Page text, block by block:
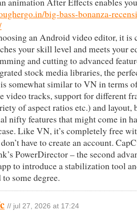
big-bass-bonanza-
an Android video editor, it is
your skill level and meets your
and cutting to advanced
stock media libraries, the
somewhat similar to VN in terms
video tracks, support for different
of aspect ratios etc.) and layout,
nifty features that might come in
Like VN, it’s completely free
have to create an account.
PowerDirector – the second
to introduce a stabilization tool
some degree.
// jul 27, 2026 at 17:24